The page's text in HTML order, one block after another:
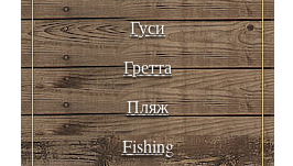
Гуси
Гретта
Пляж
Fishing